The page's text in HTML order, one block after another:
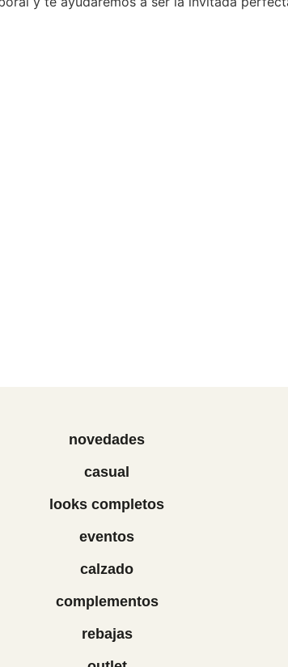
novedades
casual
looks completos
eventos
calzado
complementos
rebajas